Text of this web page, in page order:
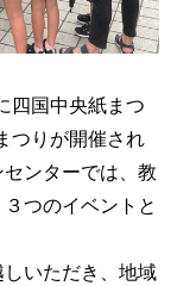
四国中央紙まつ
つりが開催され
ンターでは、教
つのイベントと
いただき、地域